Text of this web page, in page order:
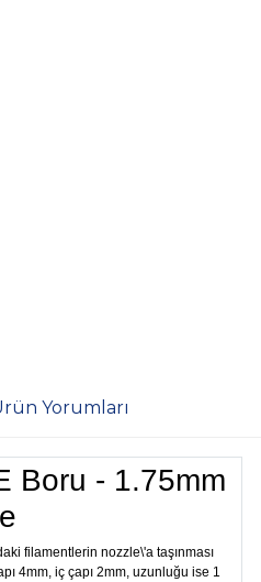
Yorumları
Boru - 1.75mm
filamentlerin nozzle\'a taşınması
4mm, iç çapı 2mm, uzunluğu ise 1